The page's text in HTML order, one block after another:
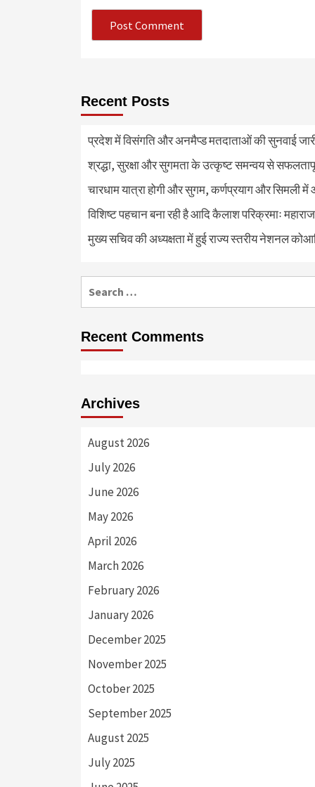
Recent Posts
प्रदेश में विसंगति और अनमैप्ड मतदाताओं की सुनवाई
श्रद्धा, सुरक्षा और सुगमता के उत्कृष्ट समन्वय से
चारधाम यात्रा होगी और सुगम, कर्णप्रयाग और सिमली
विशिष्ट पहचान बना रही है आदि कैलाश परिक्रमाः महाराज
मुख्य सचिव की अध्यक्षता में हुई राज्य स्तरीय नेशनल
Recent Comments
Archives
August 2026
July 2026
June 2026
May 2026
April 2026
March 2026
February 2026
January 2026
December 2025
November 2025
October 2025
September 2025
August 2025
July 2025